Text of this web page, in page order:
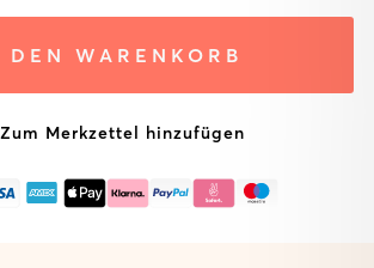
Matte
DEN WARENKORB
Zum Merkzettel hinzufügen